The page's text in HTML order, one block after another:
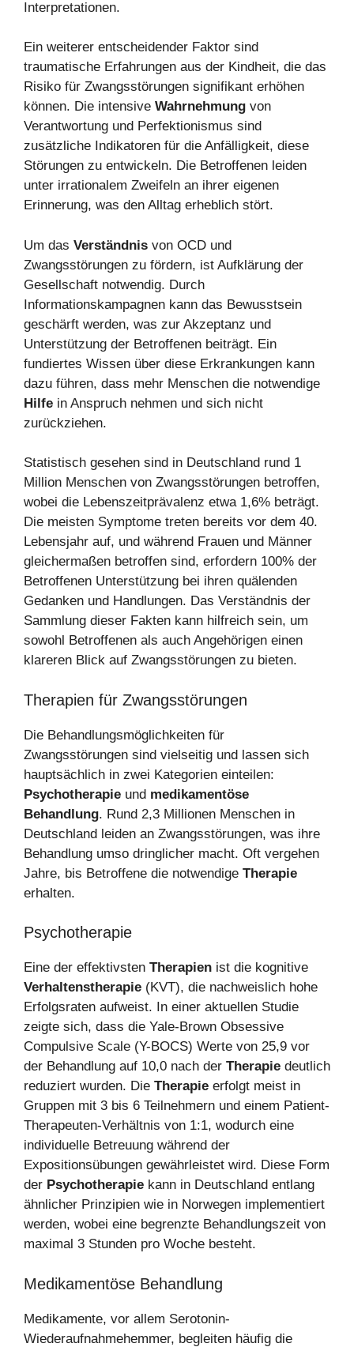
Interpretationen.
Ein weiterer entscheidender Faktor sind
traumatische Erfahrungen aus der Kindheit, die das
Risiko für Zwangsstörungen signifikant erhöhen
können. Die intensive Wahrnehmung von
Verantwortung und Perfektionismus sind
zusätzliche Indikatoren für die Anfälligkeit, diese
Störungen zu entwickeln. Die Betroffenen leiden
unter irrationalem Zweifeln an ihrer eigenen
Erinnerung, was den Alltag erheblich stört.
Um das Verständnis von OCD und
Zwangsstörungen zu fördern, ist Aufklärung der
Gesellschaft notwendig. Durch
Informationskampagnen kann das Bewusstsein
geschärft werden, was zur Akzeptanz und
Unterstützung der Betroffenen beiträgt. Ein
fundiertes Wissen über diese Erkrankungen kann
dazu führen, dass mehr Menschen die notwendige
Hilfe in Anspruch nehmen und sich nicht
zurückziehen.
Statistisch gesehen sind in Deutschland rund 1
Million Menschen von Zwangsstörungen betroffen,
wobei die Lebenszeitprävalenz etwa 1,6% beträgt.
Die meisten Symptome treten bereits vor dem 40.
Lebensjahr auf, und während Frauen und Männer
gleichermaßen betroffen sind, erfordern 100% der
Betroffenen Unterstützung bei ihren quälenden
Gedanken und Handlungen. Das Verständnis der
Sammlung dieser Fakten kann hilfreich sein, um
sowohl Betroffenen als auch Angehörigen einen
klareren Blick auf Zwangsstörungen zu bieten.
Therapien für Zwangsstörungen
Die Behandlungsmöglichkeiten für
Zwangsstörungen sind vielseitig und lassen sich
hauptsächlich in zwei Kategorien einteilen:
Psychotherapie und medikamentöse
Behandlung. Rund 2,3 Millionen Menschen in
Deutschland leiden an Zwangsstörungen, was ihre
Behandlung umso dringlicher macht. Oft vergehen
Jahre, bis Betroffene die notwendige Therapie
erhalten.
Psychotherapie
Eine der effektivsten Therapien ist die kognitive
Verhaltenstherapie (KVT), die nachweislich hohe
Erfolgsraten aufweist. In einer aktuellen Studie
zeigte sich, dass die Yale-Brown Obsessive
Compulsive Scale (Y-BOCS) Werte von 25,9 vor
der Behandlung auf 10,0 nach der Therapie deutlich
reduziert wurden. Die Therapie erfolgt meist in
Gruppen mit 3 bis 6 Teilnehmern und einem Patient-
Therapeuten-Verhältnis von 1:1, wodurch eine
individuelle Betreuung während der
Expositionsübungen gewährleistet wird. Diese Form
der Psychotherapie kann in Deutschland entlang
ähnlicher Prinzipien wie in Norwegen implementiert
werden, wobei eine begrenzte Behandlungszeit von
maximal 3 Stunden pro Woche besteht.
Medikamentöse Behandlung
Medikamente, vor allem Serotonin-
Wiederaufnahmehemmer, begleiten häufig die